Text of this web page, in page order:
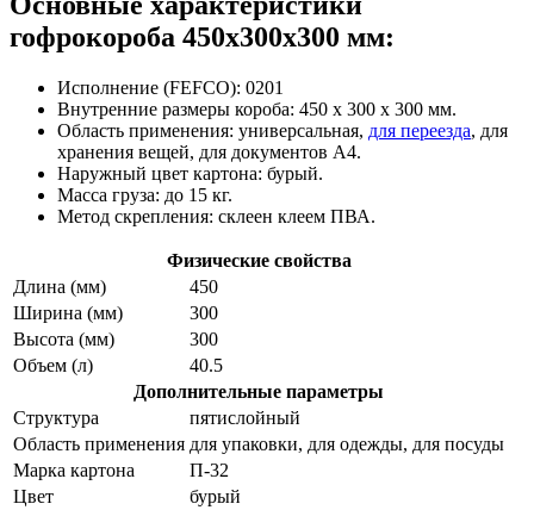
гофрокороба 450х300х300 мм:
Исполнение (FEFCO): 0201
Внутренние размеры короба: 450 х 300 х 300 мм.
Область применения: универсальная, для переезда, для
хранения вещей, для документов А4.
Наружный цвет картона: бурый.
Масса груза: до 15 кг.
Метод скрепления: склеен клеем ПВА.
Физические свойства
Длина (мм)
450
Ширина (мм)
300
Высота (мм)
300
Объем (л)
40.5
Дополнительные параметры
Структура
пятислойный
Область применения для упаковки, для одежды, для посуды
Марка картона
П-32
Цвет
бурый